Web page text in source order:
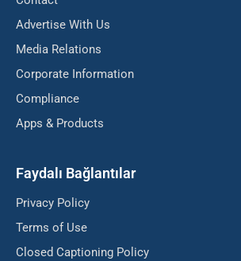
Advertise With Us
Media Relations
Corporate Information
Compliance
Apps & Products
Faydalı Bağlantılar
Privacy Policy
Terms of Use
Closed Captioning Policy